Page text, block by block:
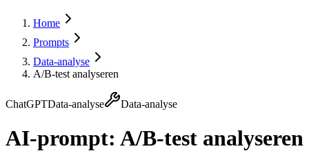
Home
Prompts
Data-analyse
A/B-test analyseren
ChatGPTData-analyse Data-analyse
AI-prompt: A/B-test analyseren